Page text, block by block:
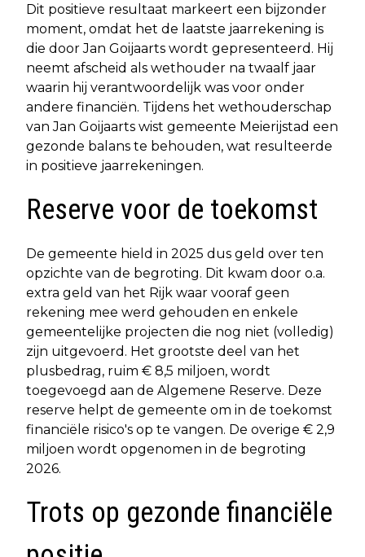
Dit positieve resultaat markeert een bijzonder
moment, omdat het de laatste jaarrekening is
die door Jan Goijaarts wordt gepresenteerd. Hij
neemt afscheid als wethouder na twaalf jaar
waarin hij verantwoordelijk was voor onder
andere financiën. Tijdens het wethouderschap
van Jan Goijaarts wist gemeente Meierijstad een
gezonde balans te behouden, wat resulteerde
in positieve jaarrekeningen.
Reserve voor de toekomst
De gemeente hield in 2025 dus geld over ten
opzichte van de begroting. Dit kwam door o.a.
extra geld van het Rijk waar vooraf geen
rekening mee werd gehouden en enkele
gemeentelijke projecten die nog niet (volledig)
zijn uitgevoerd. Het grootste deel van het
plusbedrag, ruim € 8,5 miljoen, wordt
toegevoegd aan de Algemene Reserve. Deze
reserve helpt de gemeente om in de toekomst
financiële risico's op te vangen. De overige € 2,9
miljoen wordt opgenomen in de begroting
2026.
Trots op gezonde financiële